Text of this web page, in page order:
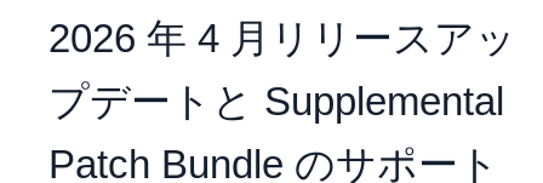
2026 年 4 月リリースアッ
プデートと Supplemental
Patch Bundle のサポート